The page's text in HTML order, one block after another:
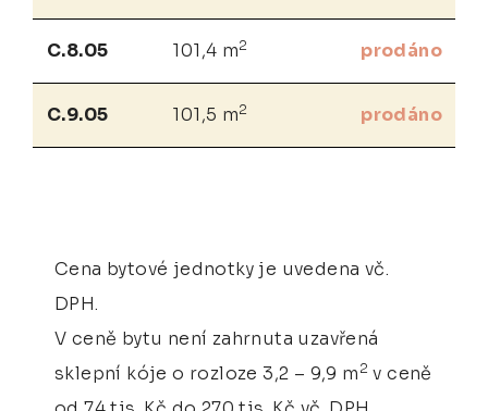
C.8.05 101,4 m2 prodáno
C.9.05 101,5 m2 prodáno
Cena bytové jednotky je uvedena vč.
DPH.
V ceně bytu není zahrnuta uzavřená
sklepní kóje o rozloze 3,2 – 9,9 m 2 v ceně